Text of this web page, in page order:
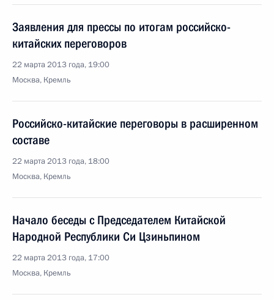
Заявления для прессы по итогам российско-
китайских переговоров
22 марта 2013 года, 19:00
Москва, Кремль
Российско-китайские переговоры в расширенном
составе
22 марта 2013 года, 18:00
Москва, Кремль
Начало беседы с Председателем Китайской
Народной Республики Си Цзиньпином
22 марта 2013 года, 17:00
Москва, Кремль